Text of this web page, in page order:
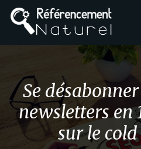
Se
newsletters en
sur le